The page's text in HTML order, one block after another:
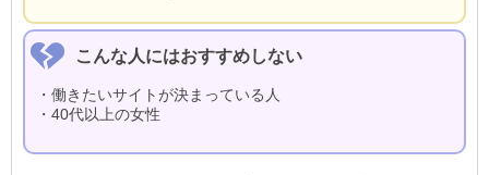
こんな人にはおすすめしない
・働きたいサイトが決まっている人
・40代以上の女性